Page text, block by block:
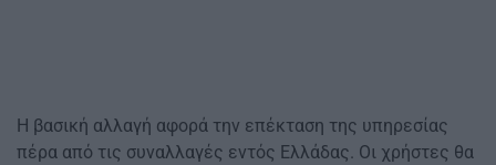
Η βασική αλλαγή αφορά την επέκταση της υπηρεσίας
πέρα από τις συναλλαγές εντός Ελλάδας. Οι χρήστες θα